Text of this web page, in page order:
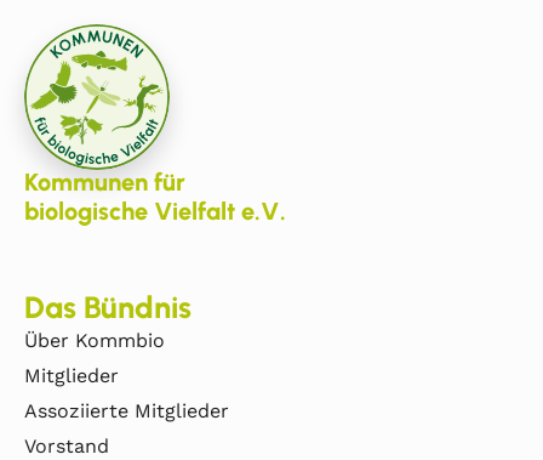
Kommunen für
biologische Vielfalt e.V.
Das Bündnis
Über Kommbio
Mitglieder
Assoziierte Mitglieder
Vorstand